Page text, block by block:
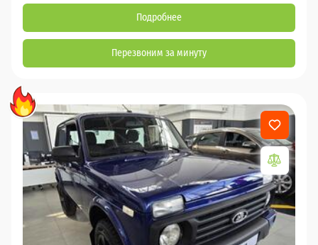
Подробнее
Перезвоним за минуту